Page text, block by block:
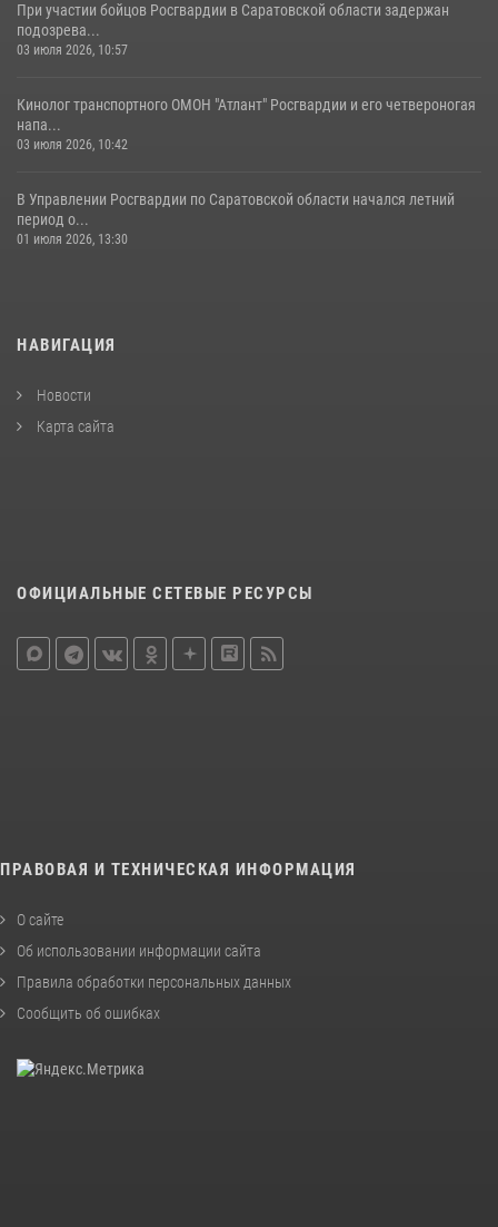
При участии бойцов Росгвардии в Саратовской области задержан
подозрева...
03 июля 2026, 10:57
Кинолог транспортного ОМОН "Атлант" Росгвардии и его четвероногая
напа...
03 июля 2026, 10:42
В Управлении Росгвардии по Саратовской области начался летний
период о...
01 июля 2026, 13:30
НАВИГАЦИЯ
Новости
Карта сайта
ОФИЦИАЛЬНЫЕ СЕТЕВЫЕ РЕСУРСЫ
ПРАВОВАЯ И ТЕХНИЧЕСКАЯ ИНФОРМАЦИЯ
О сайте
Об использовании информации сайта
Правила обработки персональных данных
Сообщить об ошибках